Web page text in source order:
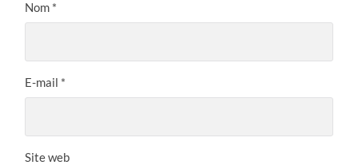
Nom *
E-mail *
Site web